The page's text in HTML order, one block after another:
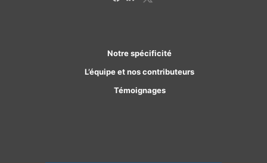
Notre spécificité
L’équipe et nos contributeurs
Témoignages